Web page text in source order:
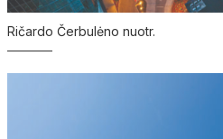
Ričardo Čerbulėno nuotr.